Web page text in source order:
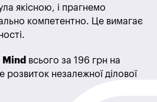
якісною, і прагнемо
компетентно. Це вимагає
Mind всього за 196 грн на
розвиток незалежної ділової